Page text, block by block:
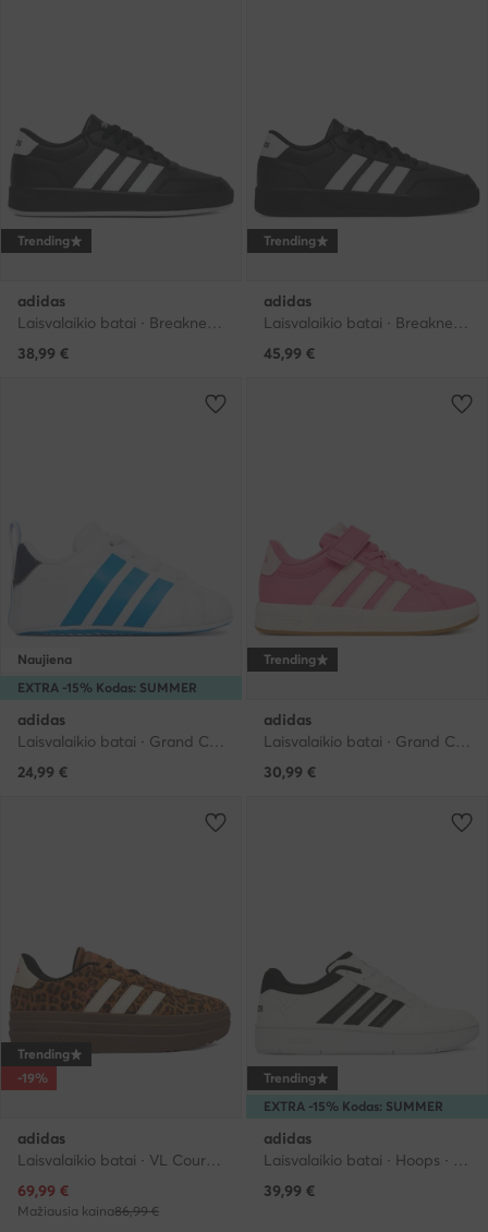
Trending
adidas
Laisvalaikio batai · Breaknet · Juoda
38,99 €
Trending
adidas
Laisvalaikio batai · Breaknet · Juoda
45,99 €
EXTRA -15% Kodas: SUMMER
Naujiena
adidas
Laisvalaikio batai · Grand Court · Balta
24,99 €
Trending
adidas
Laisvalaikio batai · Grand Court · Rožinė
30,99 €
Trending
-19%
adidas
Dabartinė kaina
69,99 €
Mažiausia kaina86,99 €
EXTRA -15% Kodas: SUMMER
Trending
adidas
39,99 €